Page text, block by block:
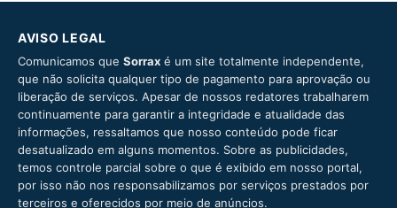
AVISO LEGAL
Comunicamos que Sorrax é um site totalmente independente,
que não solicita qualquer tipo de pagamento para aprovação ou
liberação de serviços. Apesar de nossos redatores trabalharem
continuamente para garantir a integridade e atualidade das
informações, ressaltamos que nosso conteúdo pode ficar
desatualizado em alguns momentos. Sobre as publicidades,
temos controle parcial sobre o que é exibido em nosso portal,
por isso não nos responsabilizamos por serviços prestados por
terceiros e oferecidos por meio de anúncios.